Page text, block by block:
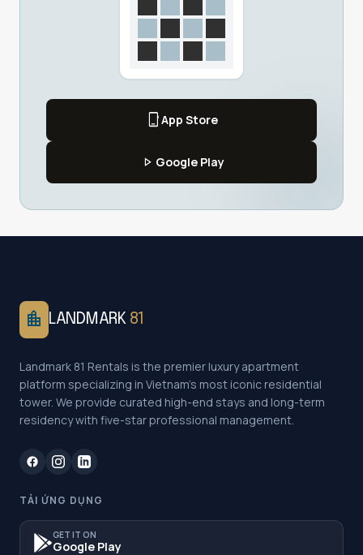
phone_iphoneApp Store
play_arrow Google Play
location_city LANDMARK 81
Landmark 81 Rentals is the premier luxury apartment
platform specializing in Vietnam's most iconic residential
tower. We provide curated high-end stays and long-term
residency with five-star professional management.
TẢI ỨNG DỤNG
GET IT ON
Google Play